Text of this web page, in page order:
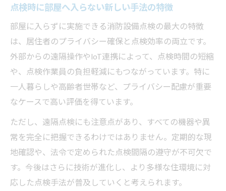
点検時に部屋へ入らない新しい手法の特徴
部屋に入らずに実施できる消防設備点検の最大の特徴
は、居住者のプライバシー確保と点検効率の両立です。
外部からの遠隔操作やIoT連携によって、点検時間の短縮
や、点検作業員の負担軽減にもつながっています。特に
一人暮らしや高齢者世帯など、プライバシー配慮が重要
なケースで高い評価を得ています。
ただし、遠隔点検にも注意点があり、すべての機器や異
常を完全に把握できるわけではありません。定期的な現
地確認や、法令で定められた点検間隔の遵守が不可欠で
す。今後はさらに技術が進化し、より多様な住環境に対
応した点検手法が普及していくと考えられます。